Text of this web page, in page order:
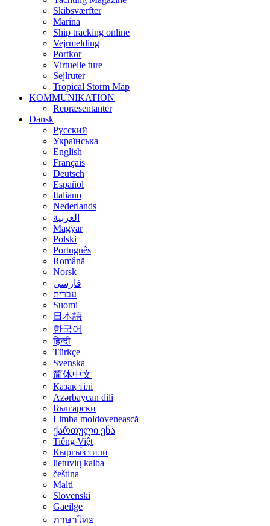
Skibsværfter
Marina
Ship tracking online
Vejrmelding
Portkor
Virtuelle ture
Sejlruter
Tropical Storm Map
KOMMUNIKATION
Repræsentanter
Dansk
Русский
Українська
English
Français
Deutsch
Español
Italiano
Nederlands
العربية
Magyar
Polski
Português
Română
Norsk
فارسی
עברית
Suomi
日本語
한국어
हिन्दी
Türkçe
Svenska
简体中文
Қазақ тілі
Azərbaycan dili
Български
Limba moldovenească
ქართული ენა
Tiếng Việt
Кыргы́з тили
lietuvių kalba
čeština
Malti
Slovenski
Gaeilge
ภาษาไทย